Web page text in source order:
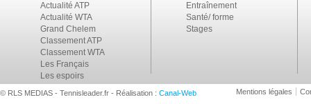
Actualité ATP
Actualité WTA
Grand Chelem
Classement ATP
Classement WTA
Les Français
Les espoirs
Entraînement
Santé/ forme
Stages
© RLS MEDIAS - Tennisleader.fr - Réalisation : Canal-Web Mentions légales